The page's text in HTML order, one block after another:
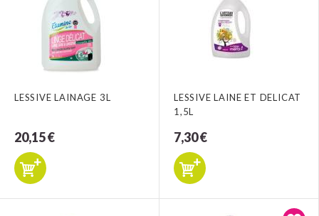
LESSIVE LAINAGE 3L
20,15 €
LESSIVE LAINE ET DELICAT
1,5L
7,30 €